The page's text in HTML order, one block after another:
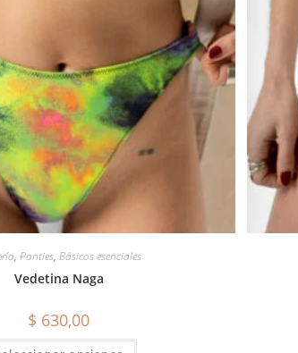
, Panties, Básicos esenciales
Vedetina Naga
$ 630,00